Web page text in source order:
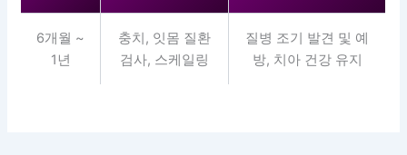
6개월 ~
1년
충치, 잇몸 질환
검사, 스케일링
질병 조기 발견 및 예
방, 치아 건강 유지